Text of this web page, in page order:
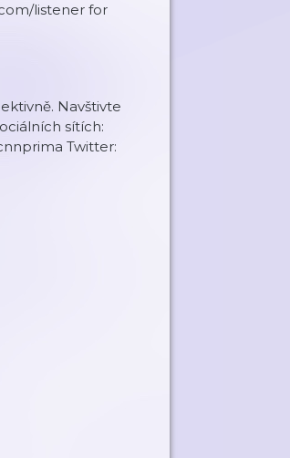
listener for
Navštivte
sítích:
Twitter: